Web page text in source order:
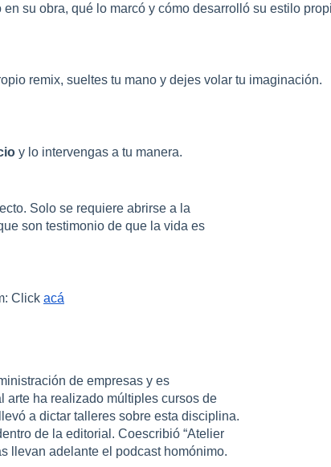
su obra, qué lo marcó y cómo desarrolló su estilo
remix, sueltes tu mano y dejes volar tu imaginación.
y lo intervengas a tu manera.
Solo se requiere abrirse a la
son testimonio de que la vida es
Click acá
de empresas y es
arte ha realizado múltiples cursos de
a dictar talleres sobre esta disciplina.
de la editorial. Coescribió “Atelier
llevan adelante el podcast homónimo.